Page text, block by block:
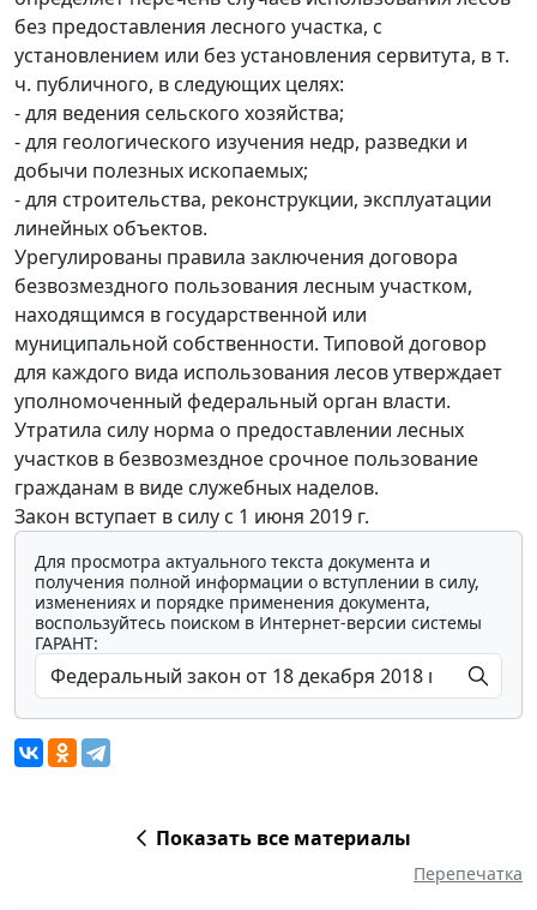
без предоставления лесного участка, с
установлением или без установления сервитута, в т.
ч. публичного, в следующих целях:
- для ведения сельского хозяйства;
- для геологического изучения недр, разведки и
добычи полезных ископаемых;
- для строительства, реконструкции, эксплуатации
линейных объектов.
Урегулированы правила заключения договора
безвозмездного пользования лесным участком,
находящимся в государственной или
муниципальной собственности. Типовой договор
для каждого вида использования лесов утверждает
уполномоченный федеральный орган власти.
Утратила силу норма о предоставлении лесных
участков в безвозмездное срочное пользование
гражданам в виде служебных наделов.
Закон вступает в силу с 1 июня 2019 г.
Для просмотра актуального текста документа и
получения полной информации о вступлении в силу,
изменениях и порядке применения документа,
воспользуйтесь поиском в Интернет-версии системы
ГАРАНТ:
Показать все материалы
Перепечатка